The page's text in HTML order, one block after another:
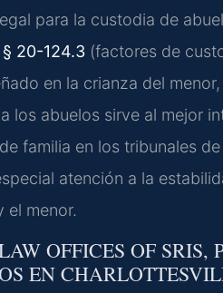
para la custodia de
§ 20-124.3 (factores de
en la crianza del
los abuelos sirve al mejor
familia en los tribunales
atención a la
el menor.
OFFICES OF SRIS,
EN